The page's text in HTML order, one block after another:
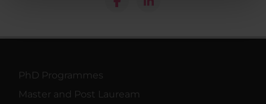
PhD Programmes
Master and Post Lauream